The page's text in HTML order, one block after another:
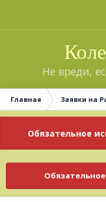
Не вреди,
Главная Заявки на
Обязательное